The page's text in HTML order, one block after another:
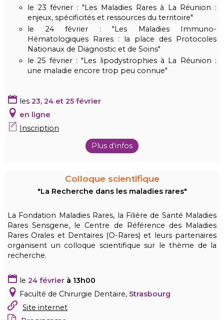
le 23 février : "Les Maladies Rares à La Réunion :
enjeux, spécificités et ressources du territoire"
le 24 février : "Les Maladies Immuno-
Hématologiques Rares : la place des Protocoles
Nationaux de Diagnostic et de Soins"
le 25 février : "Les lipodystrophies à La Réunion :
une maladie encore trop peu connue"
les 23, 24 et 25 février
en ligne
Inscription
Plus d'infos
Colloque scientifique
"La Recherche dans les maladies rares"
La Fondation Maladies Rares, la Filière de Santé Maladies
Rares Sensgene, le Centre de Référence des Maladies
Rares Orales et Dentaires (O-Rares) et leurs partenaires
organisent un colloque scientifique sur le thème de la
recherche.
le 24 février à 13h00
Faculté de Chirurgie Dentaire, Strasbourg
Site internet